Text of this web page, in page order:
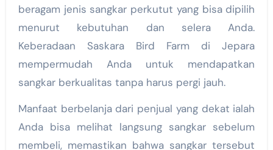
beragam jenis sangkar perkutut yang bisa dipilih
menurut kebutuhan dan selera Anda.
Keberadaan Saskara Bird Farm di Jepara
mempermudah Anda untuk mendapatkan
sangkar berkualitas tanpa harus pergi jauh.
Manfaat berbelanja dari penjual yang dekat ialah
Anda bisa melihat langsung sangkar sebelum
membeli, memastikan bahwa sangkar tersebut